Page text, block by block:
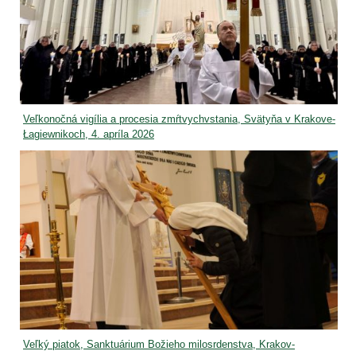
Veľkonočná vigília a procesia zmŕtvychvstania, Svätyňa v Krakove-
Łagiewnikoch, 4. apríla 2026
Veľký piatok, Sanktuárium Božieho milosrdenstva, Krakov-